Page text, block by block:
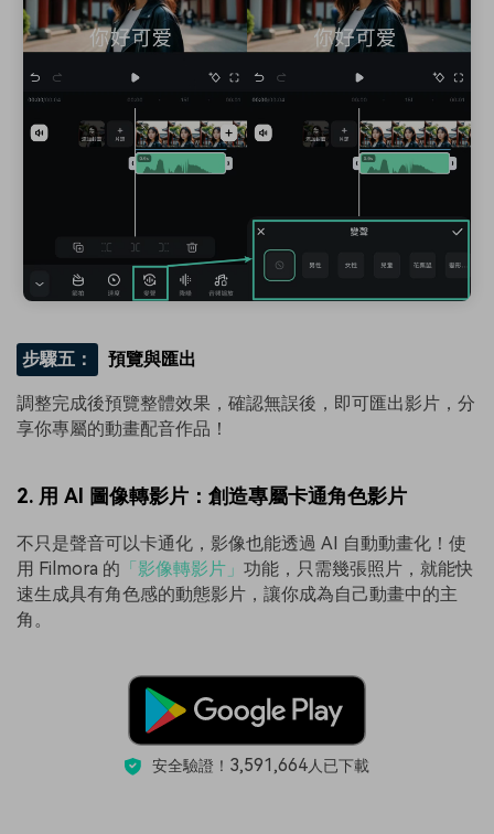
步驟五： 預覽與匯出
調整完成後預覽整體效果，確認無誤後，即可匯出影片，分
享你專屬的動畫配音作品！
2. 用 AI 圖像轉影片：創造專屬卡通角色影片
不只是聲音可以卡通化，影像也能透過 AI 自動動畫化！使
用 Filmora 的 「影像轉影片」 功能，只需幾張照片，就能快
速生成具有角色感的動態影片，讓你成為自己動畫中的主
角。
安全驗證！ 3,591,664人已下載